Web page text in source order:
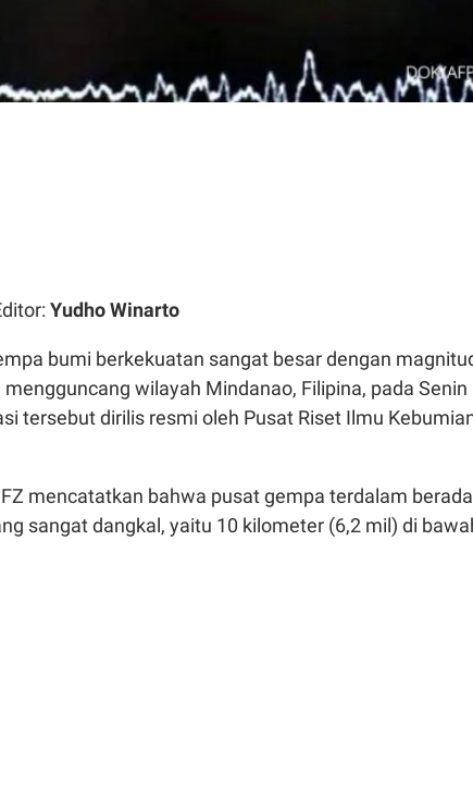
Yudho Winarto
bumi berkekuatan sangat besar dengan
wilayah Mindanao, Filipina, pada Senin
tersebut dirilis resmi oleh Pusat Riset Ilmu
mencatatkan bahwa pusat gempa terdalam berada
sangat dangkal, yaitu 10 kilometer (6,2 mil) di